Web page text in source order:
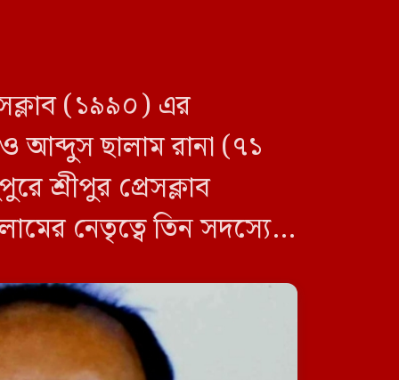
(১৯৯০) এর
আব্দুস ছালাম রানা (৭১
শ্রীপুর প্রেসক্লাব
নেতৃত্বে তিন সদস্যের